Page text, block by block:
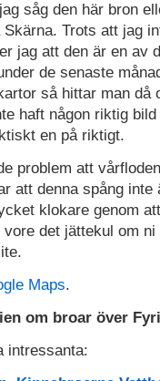
såg den här bron
Trots att jag
jag att den är en av
de senaste
så hittar man då
haft någon riktig
en på riktigt.
problem att
att denna spång inte
klokare genom
det jättekul om
Maps.
om broar över
intressanta: